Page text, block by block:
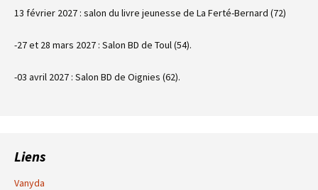
13 février 2027 : salon du livre jeunesse de La Ferté-Bernard (72)
-27 et 28 mars 2027 : Salon BD de Toul (54).
-03 avril 2027 : Salon BD de Oignies (62).
Liens
Vanyda